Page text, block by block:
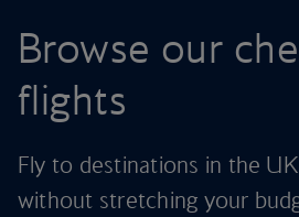
Browse our
flights
Fly to destinations in the
without stretching your